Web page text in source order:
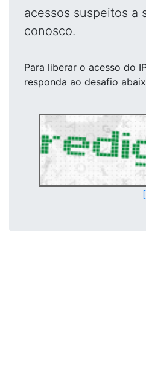
acessos suspeitos a
conosco.
Para liberar o acesso do
responda ao desafio